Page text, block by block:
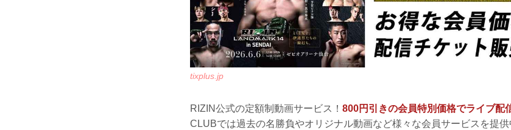
tixplus.jp
RIZIN公式の定額制動画サービス！ 800円引きの会員特別価格でライブ配
CLUBでは過去の名勝負やオリジナル動画など様々な会員サービスを提供